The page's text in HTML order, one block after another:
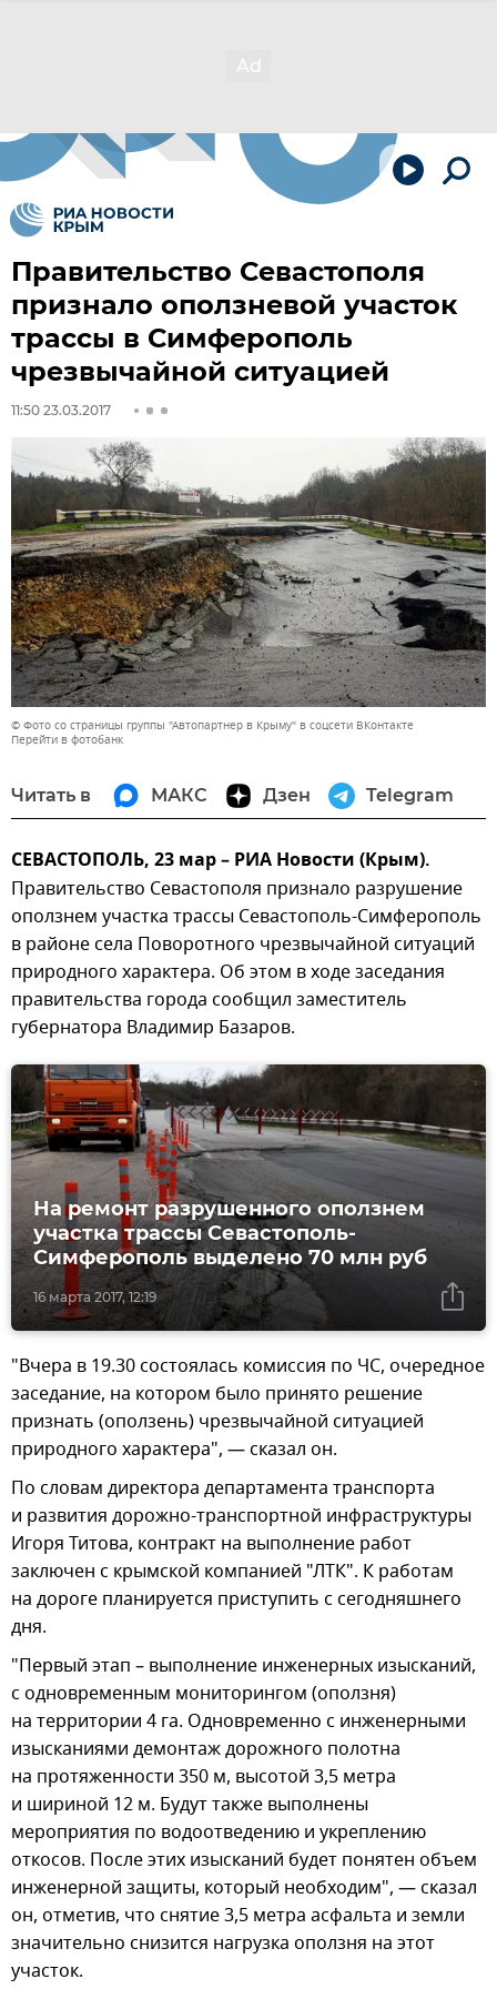
Правительство Севастополя
признало оползневой участок
трассы в Симферополь
чрезвычайной ситуацией
11:50 23.03.2017
© Фото со страницы группы "Автопартнер в Крыму" в соцсети ВКонтакте
Перейти в фотобанк
Читать в МАКС Дзен Telegram
СЕВАСТОПОЛЬ, 23 мар – РИА Новости (Крым).
Правительство Севастополя признало разрушение
оползнем участка трассы Севастополь-Симферополь
в районе села Поворотного чрезвычайной ситуаций
природного характера. Об этом в ходе заседания
правительства города сообщил заместитель
губернатора Владимир Базаров.
16 марта 2017, 12:19
На ремонт разрушенного оползнем
участка трассы Севастополь-
Симферополь выделено 70 млн руб
"Вчера в 19.30 состоялась комиссия по ЧС, очередное
заседание, на котором было принято решение
признать (оползень) чрезвычайной ситуацией
природного характера", — сказал он.
По словам директора департамента транспорта
и развития дорожно-транспортной инфраструктуры
Игоря Титова, контракт на выполнение работ
заключен с крымской компанией "ЛТК". К работам
на дороге планируется приступить с сегодняшнего
дня.
"Первый этап – выполнение инженерных изысканий,
с одновременным мониторингом (оползня)
на территории 4 га. Одновременно с инженерными
изысканиями демонтаж дорожного полотна
на протяженности 350 м, высотой 3,5 метра
и шириной 12 м. Будут также выполнены
мероприятия по водоотведению и укреплению
откосов. После этих изысканий будет понятен объем
инженерной защиты, который необходим", — сказал
он, отметив, что снятие 3,5 метра асфальта и земли
значительно снизится нагрузка оползня на этот
участок.